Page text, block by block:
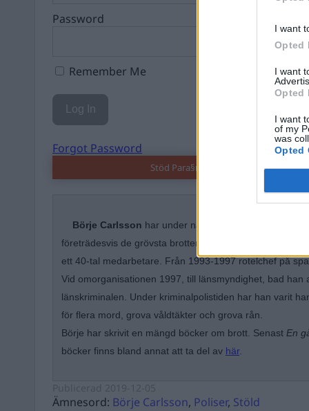
I want
Opted
I want
Opted
I want
of my
was
Opted
Password
Remember Me
Forgot Password
Stöd Para§rafs bevakning av
Börje Carlsson har under nästan hela sin tid inom
företrädesvis de grövsta brotten. Under ett par år var
ett 40-tal medarbetare. Från 1993-1997 rotelchef på
Vid omorganisationen 1997, till länsmyndighet, bad han
länskriminalen. Under kriminalpolistiden har han varit
för flera mord, grova våldtäkter och grova rån.
Börje har skrivit en mängd böcker om brott. Senast En
böcker finns bland annat att ta del av här.
Ämnesord: Börje Carlsson, Poliser, Stöld